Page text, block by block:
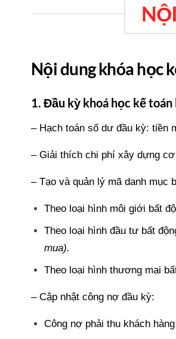
Nội dung khóa học
1. Đầu kỳ khoá học kế
– Hạch toán số dư đầu kỳ: tiền
– Giải thích chi phí xây dựng
– Tạo và quản lý mã danh mục
Theo loại hình môi giới bất
Theo loại hình đầu tư bất
mua).
Theo loại hình thương mại
– Cập nhật công nợ đầu kỳ:
Công nợ phải thu khách hàng